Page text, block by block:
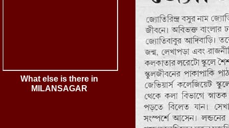
What else is there in
MILANSAGAR